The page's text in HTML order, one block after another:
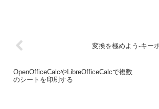
変換を極めよう-キー
OpenOfficeCalcやLibreOfficeCalcで複数
のシートを印刷する